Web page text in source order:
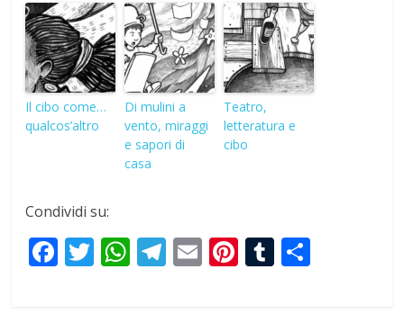
Il cibo come…
qualcos’altro
Di mulini a
vento, miraggi
e sapori di
casa
Teatro,
letteratura e
cibo
Condividi su:
F T W T E Pi T